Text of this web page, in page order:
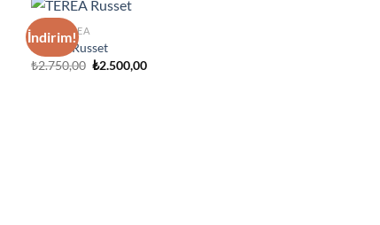
İndirim!
IQOS TEREA
TEREA Russet
₺2.750,00 Orijinal
₺2.500,00Şu